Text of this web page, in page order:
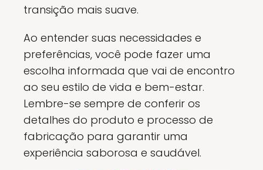
transição mais suave.
Ao entender suas necessidades e
preferências, você pode fazer uma
escolha informada que vai de encontro
ao seu estilo de vida e bem-estar.
Lembre-se sempre de conferir os
detalhes do produto e processo de
fabricação para garantir uma
experiência saborosa e saudável.